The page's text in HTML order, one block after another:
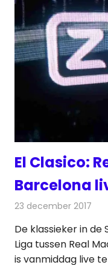
El Clasico:
Barcelona
23 december 2017
De klassieker in
Liga tussen Real
is vanmiddag live